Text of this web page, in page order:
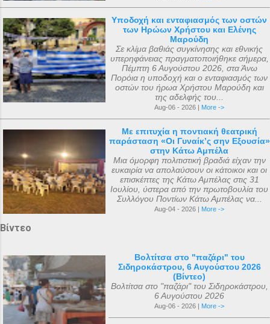
Υποδοχή και ενταφιασμός των οστών
των Ηρώων Χρήστου και Ελένης
Μαρούδη
Σε κλίμα βαθιάς συγκίνησης και εθνικής
υπερηφάνειας πραγματοποιήθηκε σήμερα,
Πέμπτη 6 Αυγούστου 2026, στα Άνω
Πορόια η υποδοχή και ο ενταφιασμός των
οστών του ήρωα Χρήστου Μαρούδη και
της αδελφής του...
Aug-06 - 2026 | More ->
Με επιτυχία η ποντιακή θεατρική
παράσταση «Οι Γυναίκ’ς σην Εξουσία»
στην Κάτω Αμπέλα
Μια όμορφη πολιτιστική βραδιά είχαν την
ευκαιρία να απολαύσουν οι κάτοικοι και οι
επισκέπτες της Κάτω Αμπέλας στις 31
Ιουλίου, ύστερα από την πρωτοβουλία του
Συλλόγου Ποντίων Κάτω Αμπέλας να...
Aug-04 - 2026 | More ->
Βίντεο
Βολτίτσα στο "παζάρι" του
Σιδηροκάστρου, 6 Αυγούστου 2026
(Βίντεο)
Βολτίτσα στο "παζάρι" του Σιδηροκάστρου,
6 Αυγούστου 2026
Aug-06 - 2026 | More ->